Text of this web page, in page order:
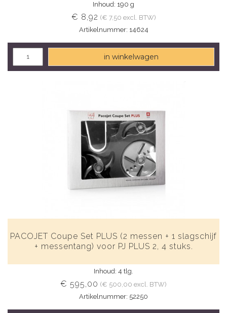
Inhoud: 190 g
€ 8,92 (€ 7,50 excl. BTW)
Artikelnummer: 14624
in winkelwagen
PACOJET Coupe Set PLUS (2 messen + 1 slagschijf
+ messentang) voor PJ PLUS 2, 4 stuks.
Inhoud: 4 tlg.
€ 595,00 (€ 500,00 excl. BTW)
Artikelnummer: 52250